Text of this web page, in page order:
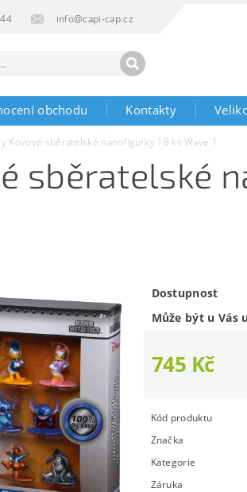
info@capi-cap.cz
obchodu Kontakty
Kovové sběratelské nanofigurky 18 ks Wave 1
sběratelské
Dostupnost
Může být u Vás
745 Kč
Kód produktu
Značka
Kategorie
Záruka